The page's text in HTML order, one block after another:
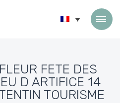
FETE DES
D ARTIFICE 14
TOURISME